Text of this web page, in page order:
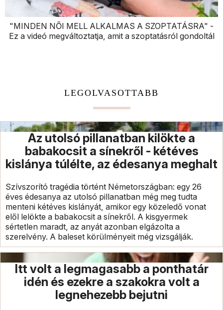
"MINDEN NŐI MELL ALKALMAS A SZOPTATÁSRA" -
Ez a videó megváltoztatja, amit a szoptatásról gondoltál
LEGOLVASOTTABB
Az utolsó pillanatban kilökte a
babakocsit a sínekről - kétéves
kislánya túlélte, az édesanya meghalt
Szívszorító tragédia történt Németországban: egy 26
éves édesanya az utolsó pillanatban még meg tudta
menteni kétéves kislányát, amikor egy közeledő vonat
elől lelökte a babakocsit a sínekről. A kisgyermek
sértetlen maradt, az anyát azonban elgázolta a
szerelvény. A baleset körülményeit még vizsgálják.
Itt volt a legmagasabb a ponthatár
idén és ezekre a szakokra volt a
legnehezebb bejutni